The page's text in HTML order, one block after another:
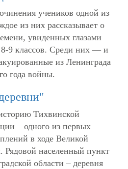
учеников одной из
из них рассказывает о
увиденных глазами
8-9 классов. Среди них — и
из Ленинграда
года войны.
Тихвинской
– одного из первых
в ходе Великой
Рядовой населенный пункт
области – деревня